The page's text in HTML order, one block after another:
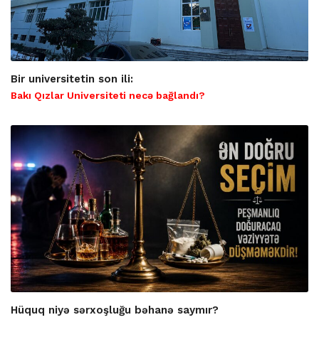
Bir universitetin son ili:
Bakı Qızlar Universiteti necə bağlandı?
Hüquq niyə sərxoşluğu bəhanə saymır?